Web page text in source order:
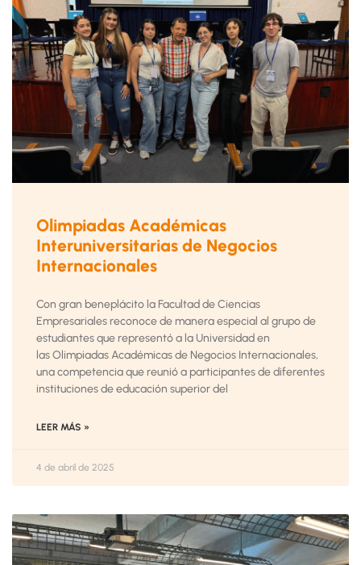
Olimpiadas Académicas
Interuniversitarias de Negocios
Internacionales
Con gran beneplácito la Facultad de Ciencias
Empresariales reconoce de manera especial al grupo de
estudiantes que representó a la Universidad en
las Olimpiadas Académicas de Negocios Internacionales,
una competencia que reunió a participantes de diferentes
instituciones de educación superior del
LEER MÁS »
4 de abril de 2025